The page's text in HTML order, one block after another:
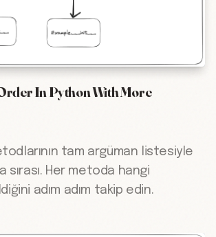
In Python With More
tam argüman listesiyle
sırası. Her metoda hangi
adım adım takip edin.